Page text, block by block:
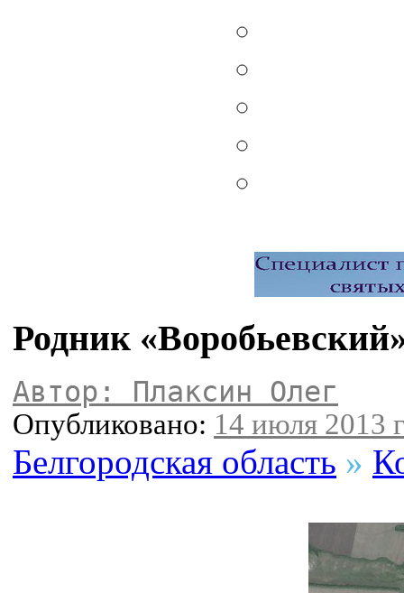
Родник
Автор: Плаксин Олег
Опубликовано: 14 июля 2013
Белгородская область »